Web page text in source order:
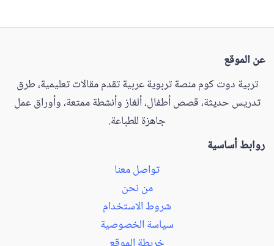
عن الموقع
تربية دوت كوم منصة تربوية عربية تقدم مقالات تعليمية، طرق
تدريس حديثة، قصص أطفال، ألغاز وأنشطة ممتعة، وأوراق عمل
جاهزة للطباعة.
روابط أساسية
تواصل معنا
من نحن
شروط الاستخدام
سياسة الخصوصية